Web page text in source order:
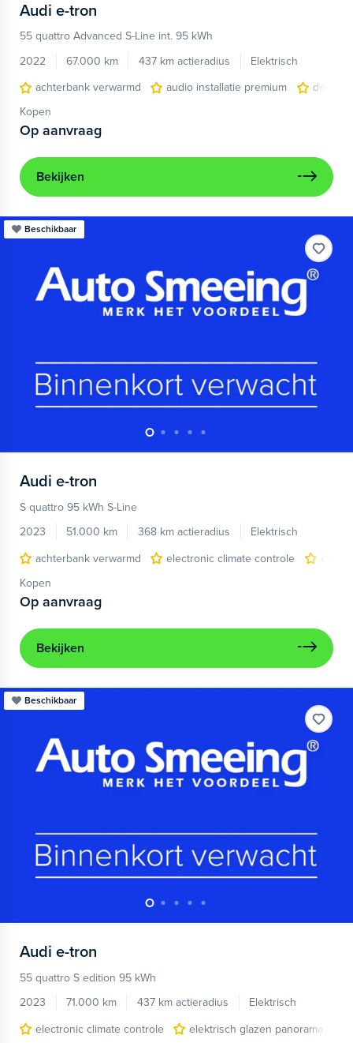
Audi e-tron
55 quattro Advanced S-Line int. 95 kWh
2022
67.000 km 437 km actieradius
Elektrisch
achterbank verwarmd
audio installatie premium
Kopen
Op aanvraag
Bekijken
Beschikbaar
Audi e-tron
S quattro 95 kWh S-Line
2023
51.000 km 368 km actieradius
Elektrisch
achterbank verwarmd
electronic climate controle
Kopen
Op aanvraag
Bekijken
Beschikbaar
Audi e-tron
55 quattro S edition 95 kWh
2023
71.000 km 437 km actieradius
Elektrisch
electronic climate controle
elektrisch glazen panorama-dak